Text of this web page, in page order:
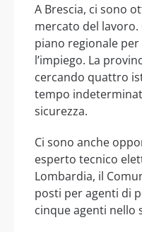
A Brescia, ci sono
mercato del
piano regionale
l’impiego. La
cercando quattro
tempo
sicurezza.
Ci sono anche
esperto tecnico
Lombardia, il
posti per agenti di
cinque agenti nello